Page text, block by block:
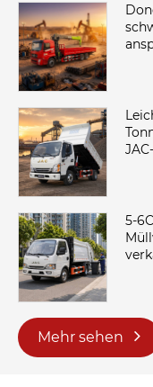
5-
Mehr sehen